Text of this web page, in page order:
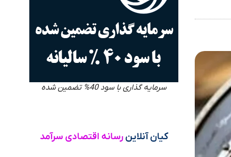
سرمایه گذاری با سود 40% تضمین شده
کیان آنلاین رسانه اقتصادی سرآمد